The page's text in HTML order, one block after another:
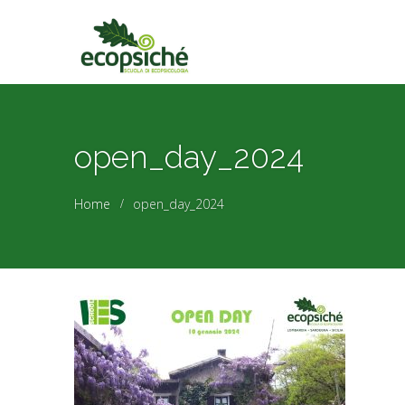
open_day_2024
Home open_day_2024